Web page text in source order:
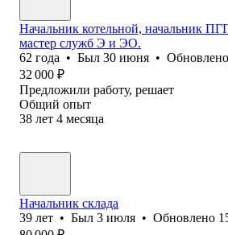
Начальник котельной, начальник
мастер служб Э и ЭО.
62 года • Был 30 июня • Обновлено
32 000 ₽
Предложили работу, решает
Общий опыт
38 лет 4 месяца
Начальник склада
39 лет • Был 3 июля • Обновлено